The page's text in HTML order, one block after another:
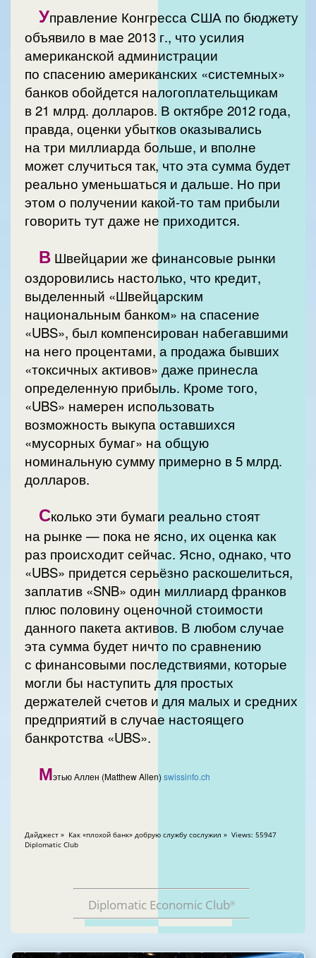
Управление Конгресса США по бюджету
объявило в мае 2013 г., что усилия
американской администрации
по спасению американских «системных»
банков обойдется налогоплательщикам
в 21 млрд. долларов. В октябре 2012 года,
правда, оценки убытков оказывались
на три миллиарда больше, и вполне
может случиться так, что эта сумма будет
реально уменьшаться и дальше. Но при
этом о получении какой-то там прибыли
говорить тут даже не приходится.
В Швейцарии же финансовые рынки
оздоровились настолько, что кредит,
выделенный «Швейцарским
национальным банком» на спасение
«UBS», был компенсирован набегавшими
на него процентами, а продажа бывших
«токсичных активов» даже принесла
определенную прибыль. Кроме того,
«UBS» намерен использовать
возможность выкупа оставшихся
«мусорных бумаг» на общую
номинальную сумму примерно в 5 млрд.
долларов.
Сколько эти бумаги реально стоят
на рынке — пока не ясно, их оценка как
раз происходит сейчас. Ясно, однако, что
«UBS» придется серьёзно раскошелиться,
заплатив «SNB» один миллиард франков
плюс половину оценочной стоимости
данного пакета активов. В любом случае
эта сумма будет ничто по сравнению
с финансовыми последствиями, которые
могли бы наступить для простых
держателей счетов и для малых и средних
предприятий в случае настоящего
банкротства «UBS».
Мэтью Аллен (Matthew Allen) swissinfo.ch
Дайджест » Как «плохой банк» добрую службу сослужил » Views: 55947
Diplomatic Club
Diplomatic Economic Club®